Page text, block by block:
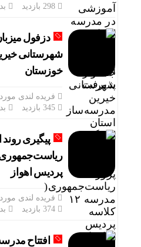
دزفول
شهرستانی
خوزستان
فریده لندی
پیگیری
پردیس اهواز
فریده لندی